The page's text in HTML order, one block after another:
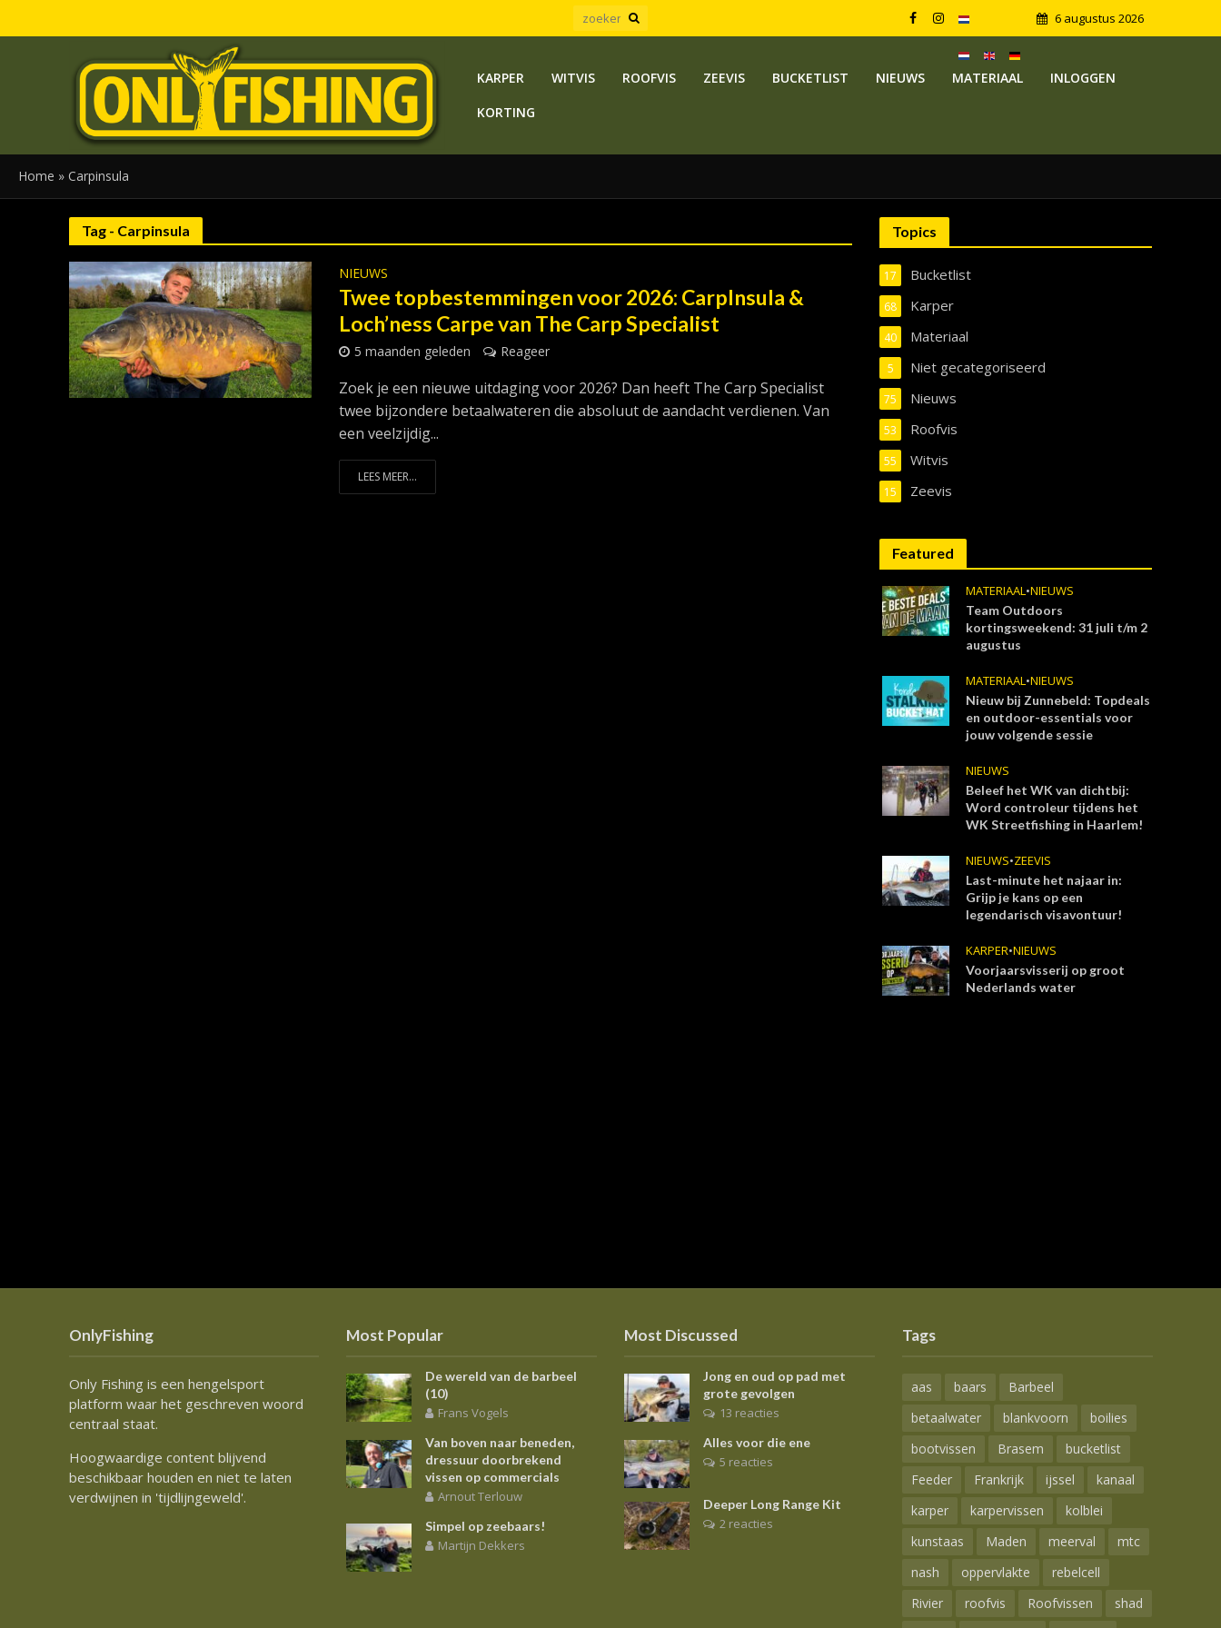
6 augustus 2026
KARPER WITVIS ROOFVIS ZEEVIS BUCKETLIST NIEUWS MATERIAAL
INLOGGEN
KORTING
Home » Carpinsula
Tag - Carpinsula
NIEUWS
Twee topbestemmingen voor 2026: CarpInsula &
Loch’ness Carpe van The Carp Specialist
5 maanden geleden Reageer
Zoek je een nieuwe uitdaging voor 2026? Dan heeft The Carp Specialist
twee bijzondere betaalwateren die absoluut de aandacht verdienen. Van
een veelzijdig...
LEES MEER...
Topics
Bucketlist
17
Karper
68
Materiaal
40
Niet gecategoriseerd
5
Nieuws
75
Roofvis
53
Witvis
55
Zeevis
15
Featured
MATERIAAL•NIEUWS
Team Outdoors
kortingsweekend: 31 juli t/m 2
augustus
MATERIAAL•NIEUWS
Nieuw bij Zunnebeld: Topdeals
en outdoor-essentials voor
jouw volgende sessie
NIEUWS
Beleef het WK van dichtbij:
Word controleur tijdens het
WK Streetfishing in Haarlem!
NIEUWS•ZEEVIS
Last-minute het najaar in:
Grijp je kans op een
legendarisch visavontuur!
KARPER•NIEUWS
Voorjaarsvisserij op groot
Nederlands water
OnlyFishing
Only Fishing is een hengelsport
platform waar het geschreven woord
centraal staat.
Hoogwaardige content blijvend
beschikbaar houden en niet te laten
verdwijnen in 'tijdlijngeweld'.
Most Popular
De wereld van de barbeel
(10)
Frans Vogels
Van boven naar beneden,
dressuur doorbrekend
vissen op commercials
Arnout Terlouw
Simpel op zeebaars!
Martijn Dekkers
Most Discussed
Jong en oud op pad met
grote gevolgen
13 reacties
Alles voor die ene
5 reacties
Deeper Long Range Kit
2 reacties
Tags
aas baars
Barbeel
betaalwater
blankvoorn
boilies
bootvissen
Brasem
bucketlist
Feeder
Frankrijk ijssel
kanaal
karper
karpervissen
kolblei
kunstaas
Maden meerval
mtc
nash
oppervlakte
rebelcell
Rivier
roofvis Roofvissen
shad